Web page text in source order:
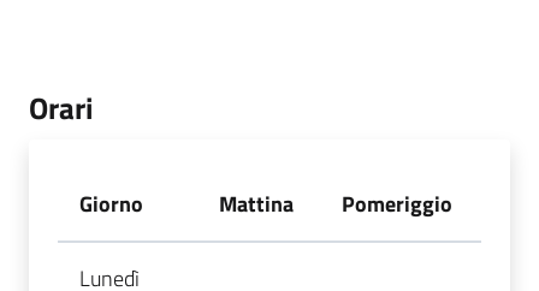
Orari
Giorno Mattina Pomeriggio
Lunedì